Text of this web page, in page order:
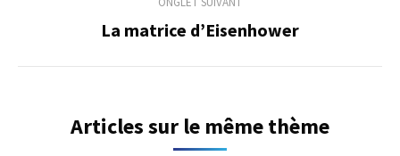
Onglet
La matrice d’Eisenhower
Articles sur le même thème